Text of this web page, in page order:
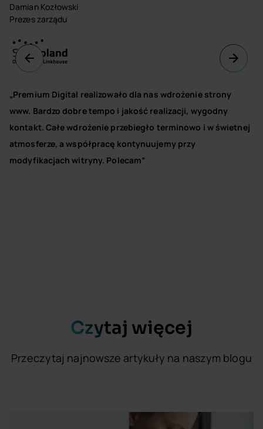
Damian Kozłowski
Prezes zarządu
„Premium Digital realizowało dla nas wdrożenie strony
www. Bardzo dobre tempo i jakość realizacji, wygodny
kontakt. Całe wdrożenie przebiegło terminowo i w świetnej
atmosferze, a współpracę kontynuujemy przy
modyfikacjach witryny. Polecam”
Czytaj więcej
Przeczytaj najnowsze artykuły na naszym blogu